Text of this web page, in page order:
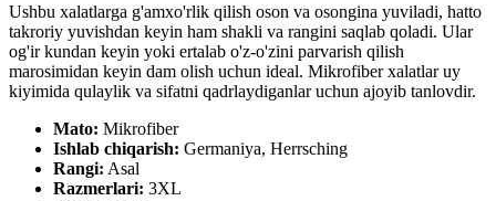
Ushbu xalatlarga g'amxo'rlik qilish oson va osongina yuviladi, hatto
takroriy yuvishdan keyin ham shakli va rangini saqlab qoladi. Ular
og'ir kundan keyin yoki ertalab o'z-o'zini parvarish qilish
marosimidan keyin dam olish uchun ideal. Mikrofiber xalatlar uy
kiyimida qulaylik va sifatni qadrlaydiganlar uchun ajoyib tanlovdir.
Mato: Mikrofiber
Ishlab chiqarish: Germaniya, Herrsching
Rangi: Asal
Razmerlari: 3XL